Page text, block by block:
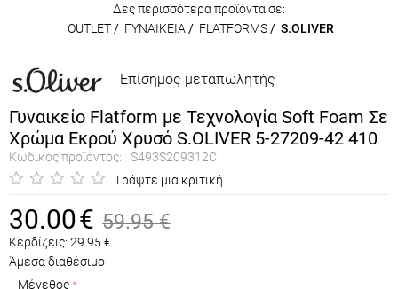
Δες περισσότερα προϊόντα σε:
OUTLET/ ΓΥΝΑΙΚΕΙΑ / FLATFORMS/ S.OLIVER
Επίσημος μεταπωλητής
Γυναικείο Flatform με Τεχνολογία Soft Foam Σε
Χρώμα Εκρού Χρυσό S.OLIVER 5-27209-42 410
Κωδικός προϊόντος:
S493S209312C
Γράψτε μια κριτική
30.00€ 59.95 €
Κερδίζεις: 29.95 €
Άμεσα διαθέσιμο
Μέγεθος